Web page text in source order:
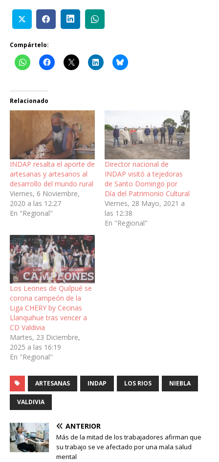
Compártelo:
Relacionado
INDAP resalta el aporte de
artesanas y artesanos al
desarrollo del mundo rural
Viernes, 6 Noviembre,
2020 a las 12:27
En "Regional"
Director nacional de
INDAP visitó a tejedoras
de Santo Domingo por
Día del Patrimonio Cultural
Viernes, 28 Mayo, 2021 a
las 12:38
En "Regional"
Los Leones de Quilpué se
corona campeón de la
Liga CHERY by Cecinas
Llanquihue tras vencer a
CD Valdivia
Martes, 23 Diciembre,
2025 a las 16:19
En "Regional"
ARTESANAS INDAP LOS RIOS NIEBLA
VALDIVIA
ANTERIOR
Más de la mitad de los trabajadores afirman que
su trabajo se ve afectado por una mala salud
mental